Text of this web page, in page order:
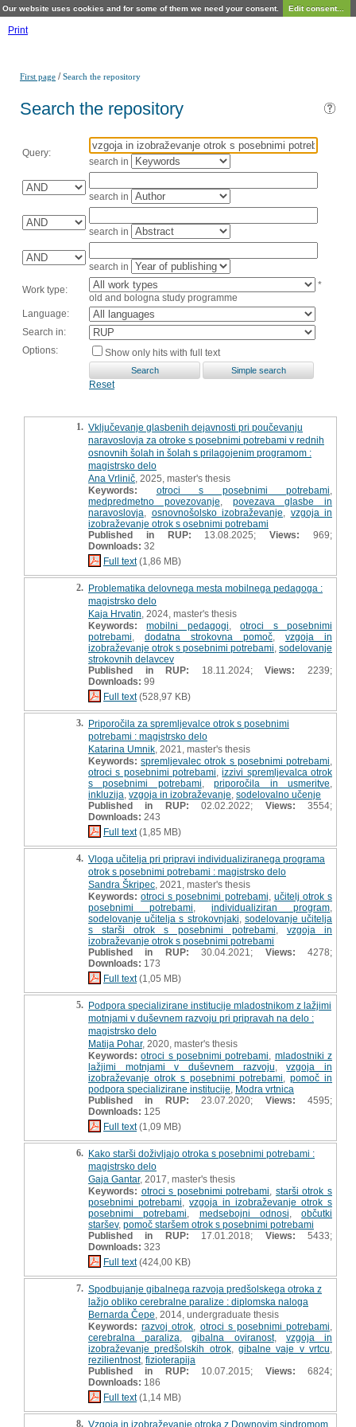
Our website uses cookies and for some of them we need your consent. Edit consent...
Print
First page /Search the repository
Search the repository
Query:
search in
search in
search in
search in
Work type:
*
old and bologna study programme
Language:
Search in:
Options:
Show only hits with full text
Reset
1. Vključevanje glasbenih dejavnosti pri poučevanju
naravoslovja za otroke s posebnimi potrebami v rednih
osnovnih šolah in šolah s prilagojenim programom :
magistrsko delo
Ana Vrlinič , 2025, master's thesis
Keywords:
otroci s posebnimi potrebami
medpredmetno povezovanje
povezava glasbe in
naravoslovja
osnovnošolsko izobraževanje
vzgoja in
izobraževanje otrok s osebnimi potrebami
Published in RUP: 13.08.2025;Views: 969;
Downloads: 32
Full text(1,86 MB)
2. Problematika delovnega mesta mobilnega pedagoga :
magistrsko delo
Kaja Hrvatin , 2024, master's thesis
Keywords:
mobilni pedagogi ,otroci s posebnimi
potrebami
dodatna strokovna pomoč
vzgoja in
izobraževanje otrok s posebnimi potrebami sodelovanje
strokovnih delavcev
Published in RUP: 18.11.2024;Views:
2239;
Downloads: 99
Full text(528,97 KB)
3. Priporočila za spremljevalce otrok s posebnimi
potrebami : magistrsko delo
Katarina Umnik , 2021, master's thesis
Keywords: spremljevalec otrok s posebnimi potrebami
otroci s posebnimi potrebami ,izzivi spremljevalca otrok
s posebnimi potrebami ,priporočila in usmeritve
inkluzija vzgoja in izobraževanje sodelovalno učenje
Published in RUP: 02.02.2022; Views: 3554;
Downloads: 243
Full text(1,85 MB)
4. Vloga učitelja pri pripravi individualiziranega programa
otrok s posebnimi potrebami : magistrsko delo
Sandra Škripec , 2021, master's thesis
Keywords: otroci s posebnimi potrebami učitelj otrok s
posebnimi potrebami
individualiziran program
sodelovanje učitelja s strokovnjaki sodelovanje učitelja
s starši otrok s posebnimi potrebami
vzgoja in
izobraževanje otrok s posebnimi potrebami
Published in RUP: 30.04.2021; Views: 4278;
Downloads: 173
Full text(1,05 MB)
5. Podpora specializirane institucije mladostnikom z lažjimi
motnjami v duševnem razvoju pri pripravah na delo :
magistrsko delo
Matija Pohar, 2020, master's thesis
Keywords: otroci s posebnimi potrebami
mladostniki z
lažjimi motnjami v duševnem razvoju ,vzgoja in
izobraževanje otrok s posebnimi potrebami ,pomoč in
podpora specializirane institucije Modra vrtnica
Published in RUP: 23.07.2020; Views: 4595;
Downloads: 125
Full text(1,09 MB)
6. Kako starši doživljajo otroka s posebnimi potrebami :
magistrsko delo
Gaja Gantar, 2017, master's thesis
Keywords: otroci s posebnimi potrebami
starši otrok s
posebnimi potrebami
vzgoja in izobraževanje otrok s
posebnimi potrebami
medsebojni odnosi
občutki
staršev, pomoč staršem otrok s posebnimi potrebami
Published in RUP: 17.01.2018; Views: 5433;
Downloads: 323
Full text(424,00 KB)
7. Spodbujanje gibalnega razvoja predšolskega otroka z
lažjo obliko cerebralne paralize : diplomska naloga
Bernarda Čepe , 2014, undergraduate thesis
Keywords: razvoj otrok otroci s posebnimi potrebami
cerebralna paraliza ,gibalna oviranost, vzgoja in
izobraževanje predšolskih otrok,gibalne vaje v vrtcu
rezilientnost, fizioterapija
Published in RUP: 10.07.2015; Views: 6824;
Downloads: 186
Full text(1,14 MB)
8. Vzgoja in izobraževanje otroka z Downovim sindromom